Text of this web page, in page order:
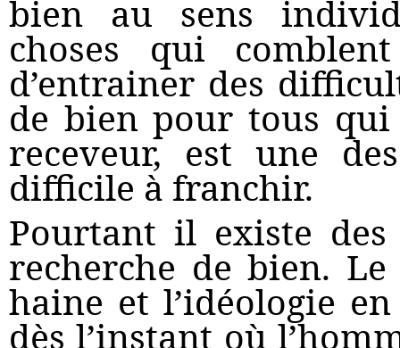
bien au sens
choses qui
d’entrainer des
de bien pour tous
receveur, est une
difficile à franchir.
Pourtant il existe des
recherche de bien.
haine et l’idéologie
dès l’instant où